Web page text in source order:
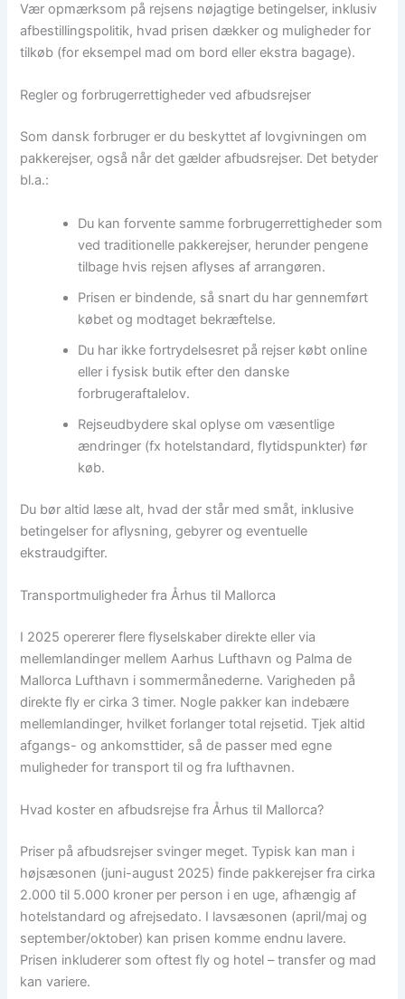
Vær opmærksom på rejsens nøjagtige betingelser, inklusiv
afbestillingspolitik, hvad prisen dækker og muligheder for
tilkøb (for eksempel mad om bord eller ekstra bagage).
Regler og forbrugerrettigheder ved afbudsrejser
Som dansk forbruger er du beskyttet af lovgivningen om
pakkerejser, også når det gælder afbudsrejser. Det betyder
bl.a.:
Du kan forvente samme forbrugerrettigheder som
ved traditionelle pakkerejser, herunder pengene
tilbage hvis rejsen aflyses af arrangøren.
Prisen er bindende, så snart du har gennemført
købet og modtaget bekræftelse.
Du har ikke fortrydelsesret på rejser købt online
eller i fysisk butik efter den danske
forbrugeraftalelov.
Rejseudbydere skal oplyse om væsentlige
ændringer (fx hotelstandard, flytidspunkter) før
køb.
Du bør altid læse alt, hvad der står med småt, inklusive
betingelser for aflysning, gebyrer og eventuelle
ekstraudgifter.
Transportmuligheder fra Århus til Mallorca
I 2025 opererer flere flyselskaber direkte eller via
mellemlandinger mellem Aarhus Lufthavn og Palma de
Mallorca Lufthavn i sommermånederne. Varigheden på
direkte fly er cirka 3 timer. Nogle pakker kan indebære
mellemlandinger, hvilket forlanger total rejsetid. Tjek altid
afgangs- og ankomsttider, så de passer med egne
muligheder for transport til og fra lufthavnen.
Hvad koster en afbudsrejse fra Århus til Mallorca?
Priser på afbudsrejser svinger meget. Typisk kan man i
højsæsonen (juni-august 2025) finde pakkerejser fra cirka
2.000 til 5.000 kroner per person i en uge, afhængig af
hotelstandard og afrejsedato. I lavsæsonen (april/maj og
september/oktober) kan prisen komme endnu lavere.
Prisen inkluderer som oftest fly og hotel – transfer og mad
kan variere.